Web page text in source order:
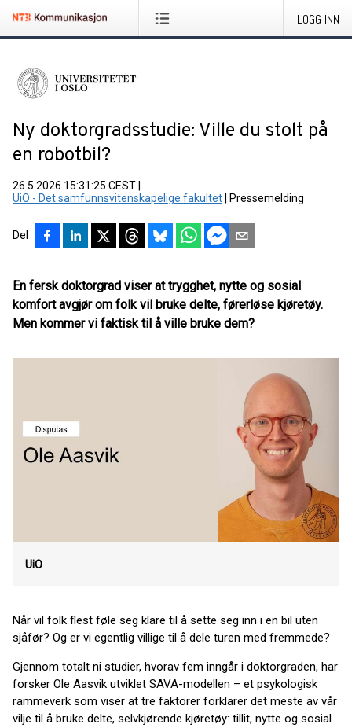
LOGG INN
Ny doktorgradsstudie: Ville du stolt på
en robotbil?
26.5.2026 15:31:25 CEST
UiO - Det samfunnsvitenskapelige fakultet
Pressemelding
Del
En fersk doktorgrad viser at trygghet, nytte og sosial
komfort avgjør om folk vil bruke delte, førerløse kjøretøy.
Men kommer vi faktisk til å ville bruke dem?
UiO
Når vil folk flest føle seg klare til å sette seg inn i en bil uten
sjåfør? Og er vi egentlig villige til å dele turen med fremmede?
Gjennom totalt ni studier, hvorav fem inngår i doktorgraden, har
forsker Ole Aasvik utviklet SAVA-modellen – et psykologisk
rammeverk som viser at tre faktorer forklarer det meste av vår
vilje til å bruke delte, selvkjørende kjøretøy: tillit, nytte og sosial